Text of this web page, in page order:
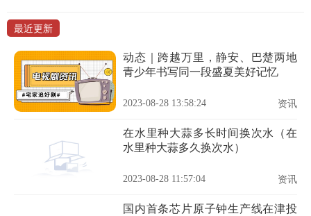
最近更新
动态｜跨越万里，静安、巴楚两地
青少年书写同一段盛夏美好记忆
2023-08-28 13:58:24 资讯
在水里种大蒜多长时间换次水（在
水里种大蒜多久换次水）
2023-08-28 11:57:04 资讯
国内首条芯片原子钟生产线在津投